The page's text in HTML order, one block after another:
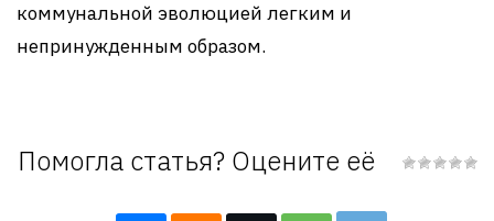
коммунальной эволюцией легким и
непринужденным образом.
Помогла статья? Оцените её